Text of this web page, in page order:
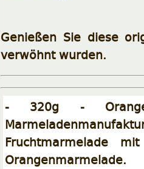
Genießen Sie diese
verwöhnt wurden.
- 320g -
Fruchtmarmelade
Orangenmarmelade.